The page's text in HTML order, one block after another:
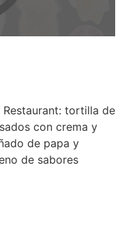
Restaurant: tortilla de
con crema y
de papa y
de sabores